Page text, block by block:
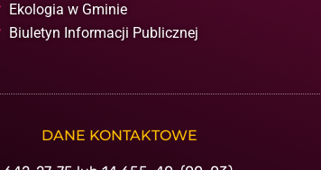
Ekologia w Gminie
Biuletyn Informacji Publicznej
DANE KONTAKTOWE